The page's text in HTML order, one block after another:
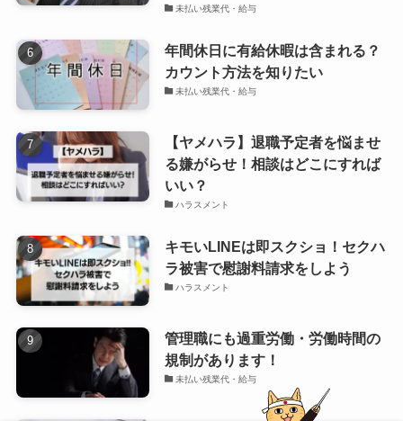
未払い残業代・給与
年間休日に有給休暇は含まれる？
カウント方法を知りたい
未払い残業代・給与
【ヤメハラ】退職予定者を悩ませ
る嫌がらせ！相談はどこにすれば
いい？
ハラスメント
キモいLINEは即スクショ！セクハ
ラ被害で慰謝料請求をしよう
ハラスメント
管理職にも過重労働・労働時間の
規制があります！
未払い残業代・給与